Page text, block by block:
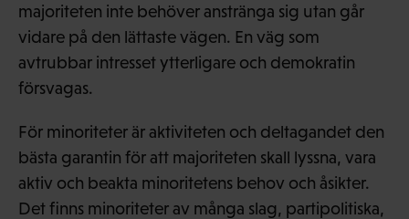
majoriteten inte behöver anstränga sig utan går
vidare på den lättaste vägen. En väg som
avtrubbar intresset ytterligare och demokratin
försvagas.
För minoriteter är aktiviteten och deltagandet den
bästa garantin för att majoriteten skall lyssna, vara
aktiv och beakta minoritetens behov och åsikter.
Det finns minoriteter av många slag, partipolitiska,